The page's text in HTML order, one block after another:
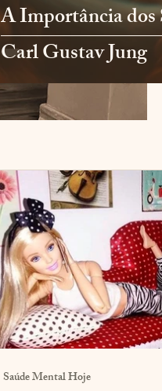
A Importância dos
Carl Gustav Jung
Saúde Mental Hoje